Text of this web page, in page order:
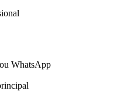
WhatsApp